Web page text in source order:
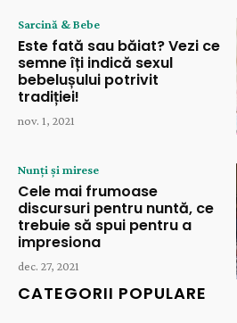
Sarcină & Bebe
Este fată sau băiat? Vezi ce
semne îți indică sexul
bebelușului potrivit
tradiției!
nov. 1, 2021
Nunți și mirese
Cele mai frumoase
discursuri pentru nuntă, ce
trebuie să spui pentru a
impresiona
dec. 27, 2021
CATEGORII POPULARE